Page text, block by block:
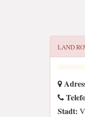
LAND
Stadt: